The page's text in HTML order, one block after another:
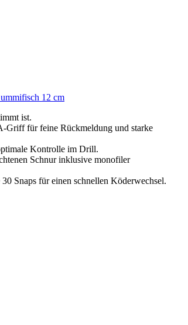
12 cm
ist.
Griff für feine Rückmeldung und starke
Kontrolle im Drill.
Schnur inklusive monofiler
Snaps für einen schnellen Köderwechsel.